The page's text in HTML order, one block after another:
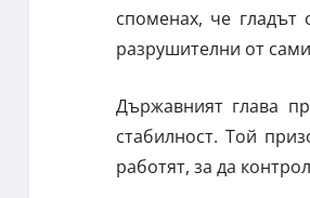
споменах, че гладът
разрушителни от
Държавният глава
стабилност. Той
работят, за да